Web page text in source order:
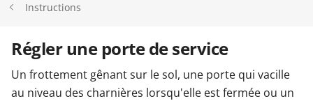
Baies vitrées
Instructions
Régler une porte de service
Un frottement gênant sur le sol, une porte qui vacille
au niveau des charnières lorsqu'elle est fermée ou un